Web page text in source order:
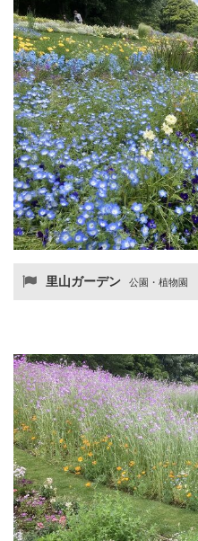
里山ガーデン 公園・植物園